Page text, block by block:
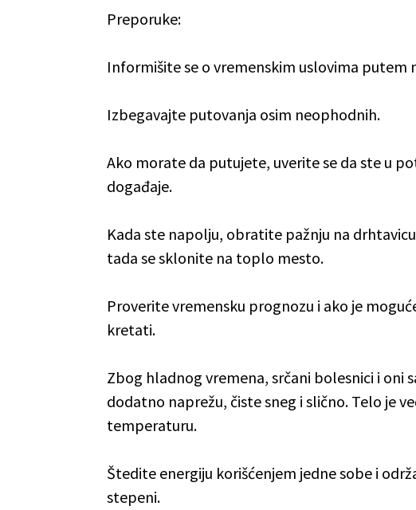
Preporuke:
Informišite se o vremenskim uslovima putem
Izbegavajte putovanja osim neophodnih.
Ako morate da putujete, uverite se da ste u
događaje.
Kada ste napolju, obratite pažnju na
tada se sklonite na toplo mesto.
Proverite vremensku prognozu i ako je
kretati.
Zbog hladnog vremena, srčani bolesnici i oni
dodatno naprežu, čiste sneg i slično. Telo je
temperaturu.
Štedite energiju korišćenjem jedne sobe i
stepeni.